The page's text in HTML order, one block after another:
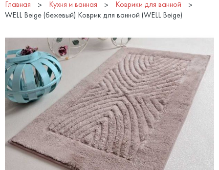
Главная Кухня и ванная
Коврики для ванной
WELL Beige (бежевый) Коврик для ванной (WELL Beige)